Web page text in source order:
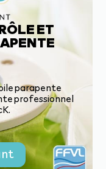
ET
parapente
professionnel